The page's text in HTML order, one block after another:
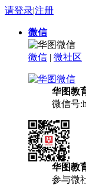
请登录|注册
微信
微信 | 微社区
华图教
微信号
华图教
参与微